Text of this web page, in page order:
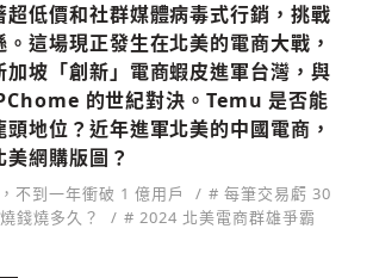
人文
超低價和社群媒體病毒式行銷，挑戰
這場現正發生在北美的電商大戰，
加坡「創新」電商蝦皮進軍台灣，與
的世紀對決。Temu 是否能
地位？近年進軍北美的中國電商，
網購版圖？
不到一年衝破 1 億用戶
# 每筆交易虧 30
錢燒多久？
# 2024 北美電商群雄爭霸